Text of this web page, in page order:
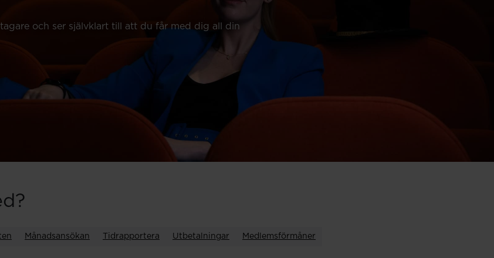
och ser självklart till att du får med dig all din
Månadsansökan Tidrapportera Utbetalningar Medlemsförmåner